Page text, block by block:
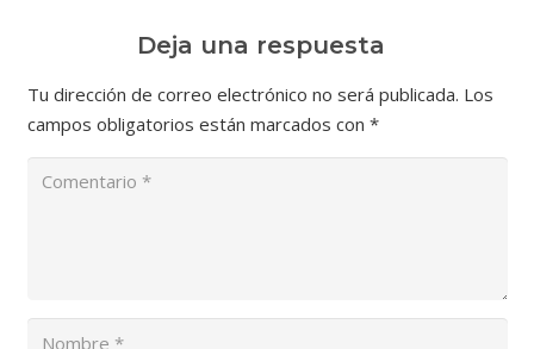
Deja una respuesta
Tu dirección de correo electrónico no será publicada. Los
campos obligatorios están marcados con *